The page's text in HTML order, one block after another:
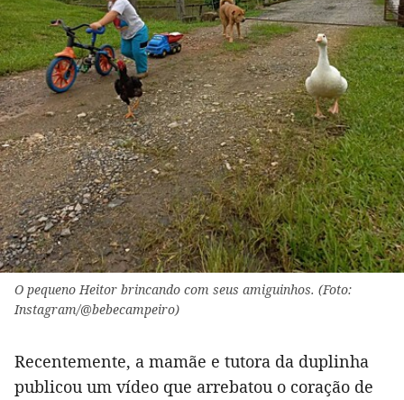
O pequeno Heitor brincando com seus amiguinhos. (Foto:
Instagram/@bebecampeiro)
Recentemente, a mamãe e tutora da duplinha
publicou um vídeo que arrebatou o coração de